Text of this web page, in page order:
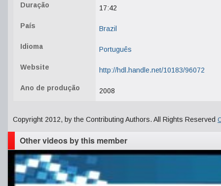
Duração 17:42
País Brazil
Idioma Português
Website http://hdl.handle.net/10183/96072
Ano de produção 2008
Copyright 2012, by the Contributing Authors. All Rights Reserved
Other videos by this member